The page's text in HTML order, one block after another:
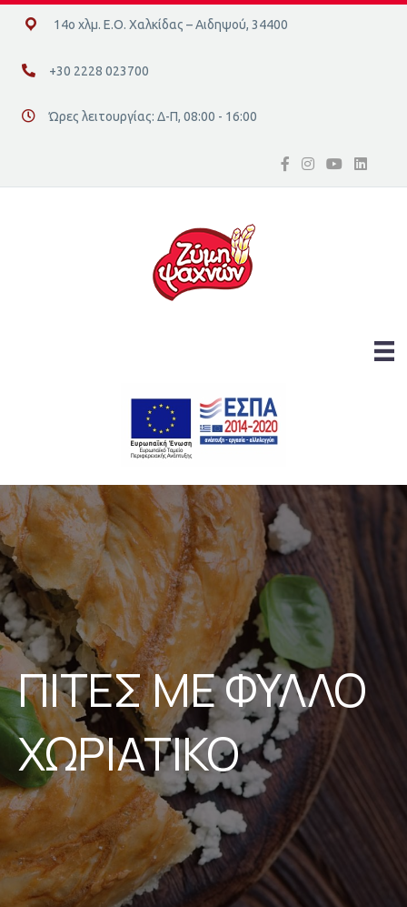
14ο χλμ. Ε.Ο. Χαλκίδας – Αιδηψού, 34400
14ο χλμ. Ε.Ο. Χαλκίδας – Αιδηψού, 34400
+30 2228 023700
+30 2228 023700
Διεύθυνση οδός 16, Ελλάδα
Ώρες λειτουργίας: Δ-Π, 08:00 - 16:00
ΠΙΤΕΣ ΜΕ ΦΥΛΛΟ
ΧΩΡΙΑΤΙΚΟ